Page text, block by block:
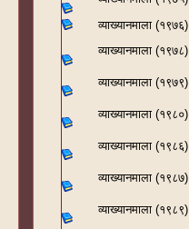
व्याख्यानमाला (१९७६)
व्याख्यानमाला (१९७८)
व्याख्यानमाला (१९७९)
व्याख्यानमाला (१९८०)
व्याख्यानमाला (१९८६)
व्याख्यानमाला (१९८७)
व्याख्यानमाला (१९८९)